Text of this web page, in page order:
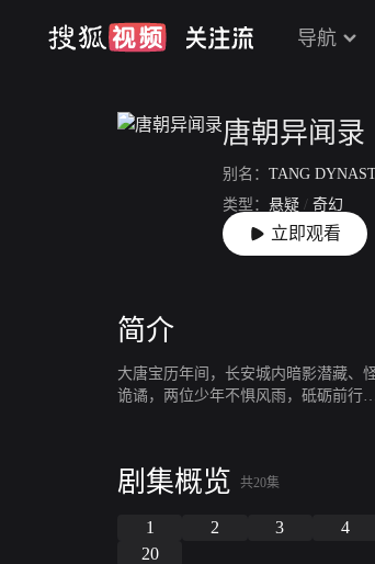
导航
唐朝异闻录
别名： TANG DYNASTY
类型： 悬疑 / 奇幻
上映： 2024-07-18
立即观看
简介
大唐宝历年间，长安城内暗影潜藏、
诡谲，两位少年不惧风雨，砥砺前
剧集概览 共20集
1 2 3 4
20